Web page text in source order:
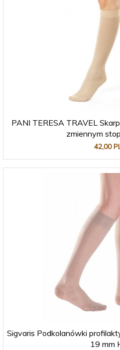
PANI TERESA TRAVEL
zmiennym
42,00
Sigvaris Podkolanówki
19 mm